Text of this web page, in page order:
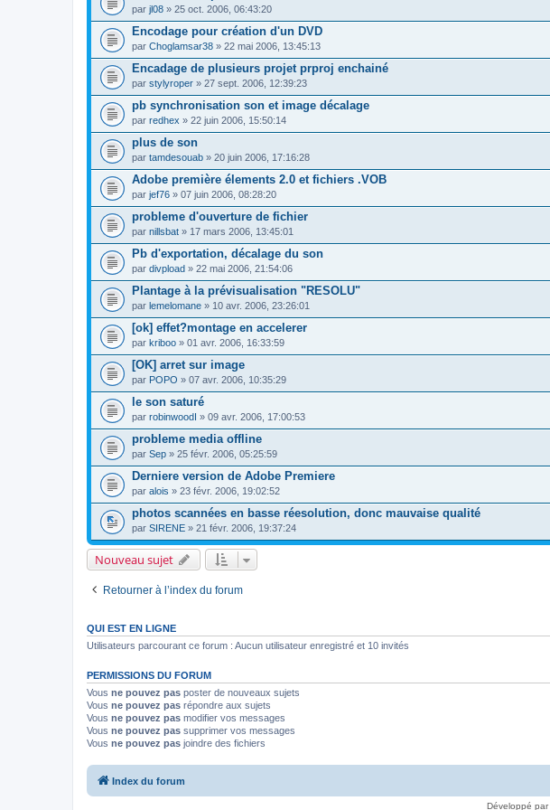
par jl08 » 25 oct. 2006, 06:43:20
Encodage pour création d'un DVD
par Choglamsar38 » 22 mai 2006, 13:45:13
Encadage de plusieurs projet prproj enchainé
par stylyroper » 27 sept. 2006, 12:39:23
pb synchronisation son et image décalage
par redhex » 22 juin 2006, 15:50:14
plus de son
par tamdesouab » 20 juin 2006, 17:16:28
Adobe première élements 2.0 et fichiers .VOB
par jef76 » 07 juin 2006, 08:28:20
probleme d'ouverture de fichier
par nillsbat » 17 mars 2006, 13:45:01
Pb d'exportation, décalage du son
par divpload » 22 mai 2006, 21:54:06
Plantage à la prévisualisation "RESOLU"
par lemelomane » 10 avr. 2006, 23:26:01
[ok] effet?montage en accelerer
par kriboo » 01 avr. 2006, 16:33:59
[OK] arret sur image
par POPO » 07 avr. 2006, 10:35:29
le son saturé
par robinwoodI » 09 avr. 2006, 17:00:53
probleme media offline
par Sep » 25 févr. 2006, 05:25:59
Derniere version de Adobe Premiere
par alois » 23 févr. 2006, 19:02:52
photos scannées en basse réesolution, donc mauvaise qualité
par SIRENE » 21 févr. 2006, 19:37:24
Nouveau sujet
Retourner à l’index du forum
QUI EST EN LIGNE
Utilisateurs parcourant ce forum : Aucun utilisateur enregistré et 10 invités
PERMISSIONS DU FORUM
Vous ne pouvez pas poster de nouveaux sujets
Vous ne pouvez pas répondre aux sujets
Vous ne pouvez pas modifier vos messages
Vous ne pouvez pas supprimer vos messages
Vous ne pouvez pas joindre des fichiers
Index du forum
Développé par